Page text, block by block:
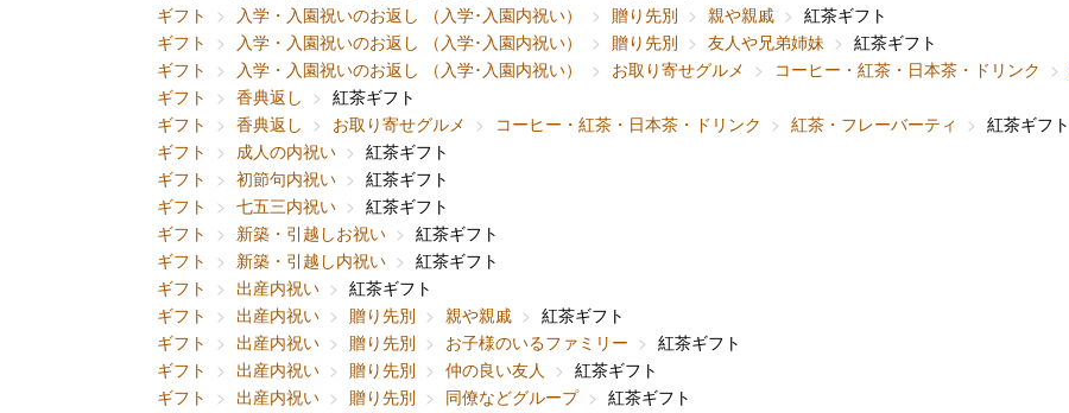
ギフト
入学・入園祝いのお返し （入学･入園内祝い） 贈り先別 親や親戚
紅茶ギフト
ギフト
入学・入園祝いのお返し （入学･入園内祝い） 贈り先別 友人や兄弟姉妹
紅茶ギフト
ギフト
入学・入園祝いのお返し （入学･入園内祝い） お取り寄せグルメ コーヒー・紅茶・日本茶・ドリンク
ギフト
香典返し
紅茶ギフト
ギフト
香典返し お取り寄せグルメ コーヒー・紅茶・日本茶・ドリンク 紅茶・フレーバーティ
紅茶ギフト
ギフト
成人の内祝い
紅茶ギフト
ギフト
初節句内祝い
紅茶ギフト
ギフト
七五三内祝い
紅茶ギフト
ギフト
新築・引越しお祝い
紅茶ギフト
ギフト
新築・引越し内祝い
紅茶ギフト
ギフト
出産内祝い
紅茶ギフト
ギフト
出産内祝い 贈り先別 親や親戚
紅茶ギフト
ギフト
出産内祝い 贈り先別 お子様のいるファミリー
紅茶ギフト
ギフト
出産内祝い 贈り先別 仲の良い友人
紅茶ギフト
ギフト
出産内祝い 贈り先別 同僚などグループ
紅茶ギフト